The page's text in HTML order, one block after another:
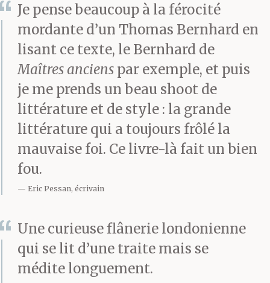
que la seule façon de
faire quelque chose qui
aura pour résultat de
faire penser les autres
est un bureau avec une
machine à écrire devant
soi. Je suis tout à fait
incapable de penser,
disait-il, mais avec une
machine à écrire devant
moi et un beau paquet
Je pense beaucoup à la férocité
mordante d’un Thomas Bernhard en
lisant ce texte, le Bernhard de
Maîtres anciens par exemple, et puis
je me prends un beau shoot de
littérature et de style : la grande
littérature qui a toujours frôlé la
mauvaise foi. Ce livre-là fait un bien
fou.
Eric Pessan, écrivain
Une curieuse flânerie londonienne
qui se lit d’une traite mais se
médite longuement.